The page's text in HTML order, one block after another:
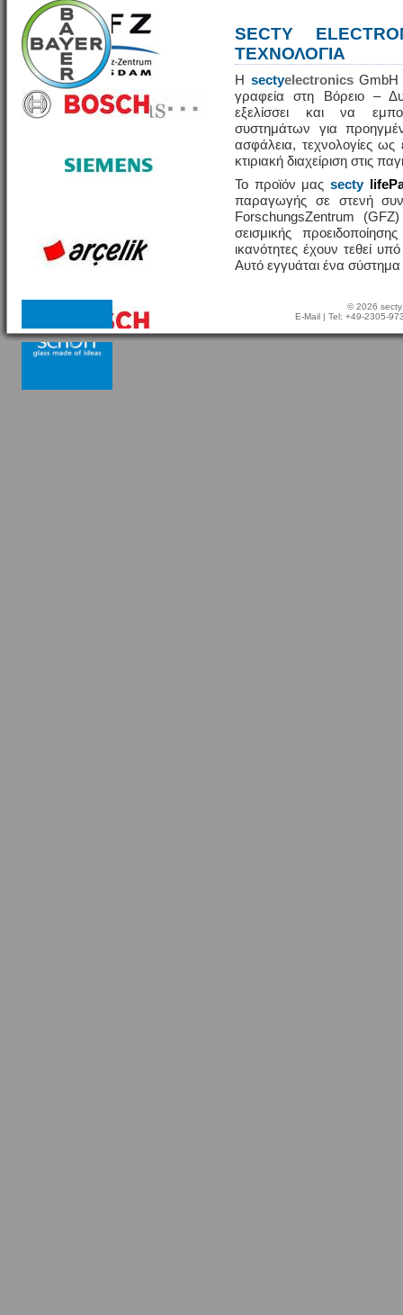
SECTY
ΤΕΧΝΟΛΟΓΙΑ
Η sectyelectronicsGmbH
γραφεία στη Βόρειο –
εξελίσσει και να
συστημάτων για
ασφάλεια, τεχνολογίες
κτιριακή διαχείριση στις
Το προϊόν μας secty
παραγωγής σε στενή
ForschungsZentrum
σεισμικής
ικανότητες έχουν τεθεί
Αυτό εγγυάται ένα
© 2026
E-Mail | Tel: +49-2305-